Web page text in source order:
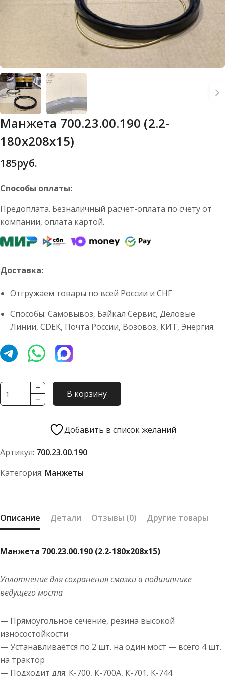
Манжета 700.23.00.190 (2.2-
180х208х15)
185руб.
Способы оплаты:
Предоплата. Безналичный расчет-оплата по счету от
компании, оплата картой.
Доставка:
Отгружаем товары по всей России и СНГ
Способы: Самовывоз, Байкал Сервис, Деловые
Линии, CDEK, Почта России, Возовоз, КИТ, Энергия.
Количество
товара
180х208х15)
В корзину
Добавить в список желаний
Артикул: 700.23.00.190
Категория: Манжеты
Описание Детали Отзывы (0) Другие товары
Манжета 700.23.00.190 (2.2-180х208х15)
Уплотнение для сохранения смазки в подшипнике
ведущего моста
— Прямоугольное сечение, резина высокой
износостойкости
— Устанавливается по 2 шт. на один мост — всего 4 шт.
на трактор
— Подходит для: К-700, К-700А, К-701, К-744